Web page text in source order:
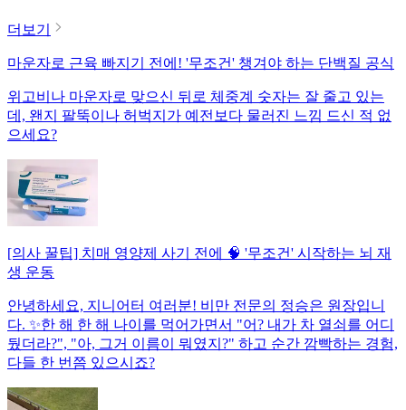
더보기
마운자로 근육 빠지기 전에! '무조건' 챙겨야 하는 단백질 공식
위고비나 마운자로 맞으신 뒤로 체중계 숫자는 잘 줄고 있는
데, 왠지 팔뚝이나 허벅지가 예전보다 물러진 느낌 드신 적 없
으세요?
[의사 꿀팁] 치매 영양제 사기 전에 🧠 '무조건' 시작하는 뇌 재
생 운동
안녕하세요, 지니어터 여러분! 비만 전문의 정승은 원장입니
다. ✨한 해 한 해 나이를 먹어가면서 "어? 내가 차 열쇠를 어디
뒀더라?", "아, 그거 이름이 뭐였지?" 하고 순간 깜빡하는 경험,
다들 한 번쯤 있으시죠?